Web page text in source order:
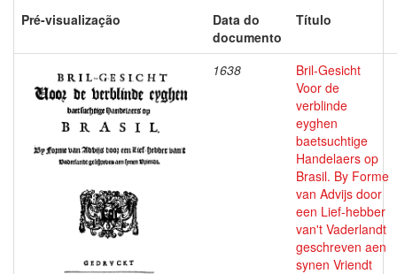
Pré-visualização
Data do
documento
Título
1638
Bril-Gesicht
Voor de
verblinde
eyghen
baetsuchtige
Handelaers op
Brasil. By Forme
van Advijs door
een Lief-hebber
van't Vaderlandt
geschreven aen
synen Vriendt